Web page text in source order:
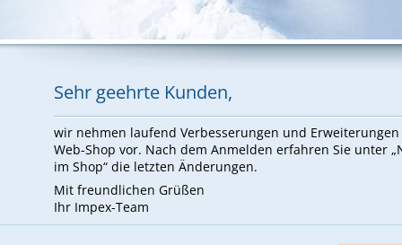
Sehr ge­ehr­te Kun­den,
wir neh­men lau­fend Ver­bes­se­run­gen und Er­wei­te­run­gen
Web-Shop vor. Nach dem An­mel­den er­fah­ren Sie un­ter
im Shop“ die letz­ten Än­de­run­gen.
Mit freund­li­chen Grü­ßen
Ihr Im­pex-Team